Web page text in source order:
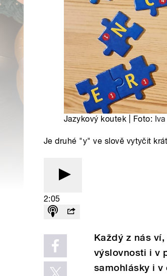
Jazykový koutek | Foto:
Je druhé "y" ve slově vytyčit
2:05
Každý z nás
výslovnosti i v
samohlásky i v